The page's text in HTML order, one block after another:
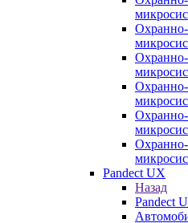
Pandect UX
Назад
Pandect